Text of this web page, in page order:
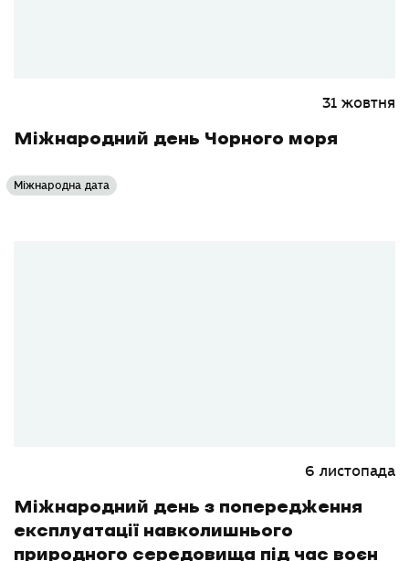
31 жовтня
Міжнародний день Чорного моря
Міжнародна дата
6 листопада
Міжнародний день з попередження
експлуатації навколишнього
природного середовища під час воєн